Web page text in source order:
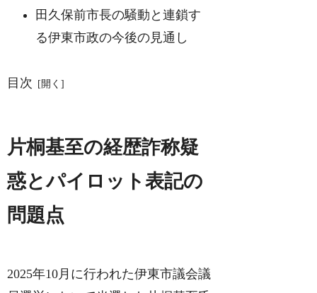
田久保前市長の騒動と連鎖す
る伊東市政の今後の見通し
目次
片桐基至の経歴詐称疑
惑とパイロット表記の
問題点
2025年10月に行われた伊東市議会議